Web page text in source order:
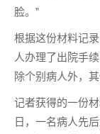
脸。”
根据这份材料记
人办理了出院手
除个别病人外，
记者获得的一份
日，一名病人先